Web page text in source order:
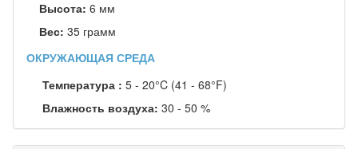
Высота: 6 мм
Вес: 35 грамм
ОКРУЖАЮЩАЯ СРЕДА
Температура : 5 - 20°C (41 - 68°F)
Влажность воздуха: 30 - 50 %